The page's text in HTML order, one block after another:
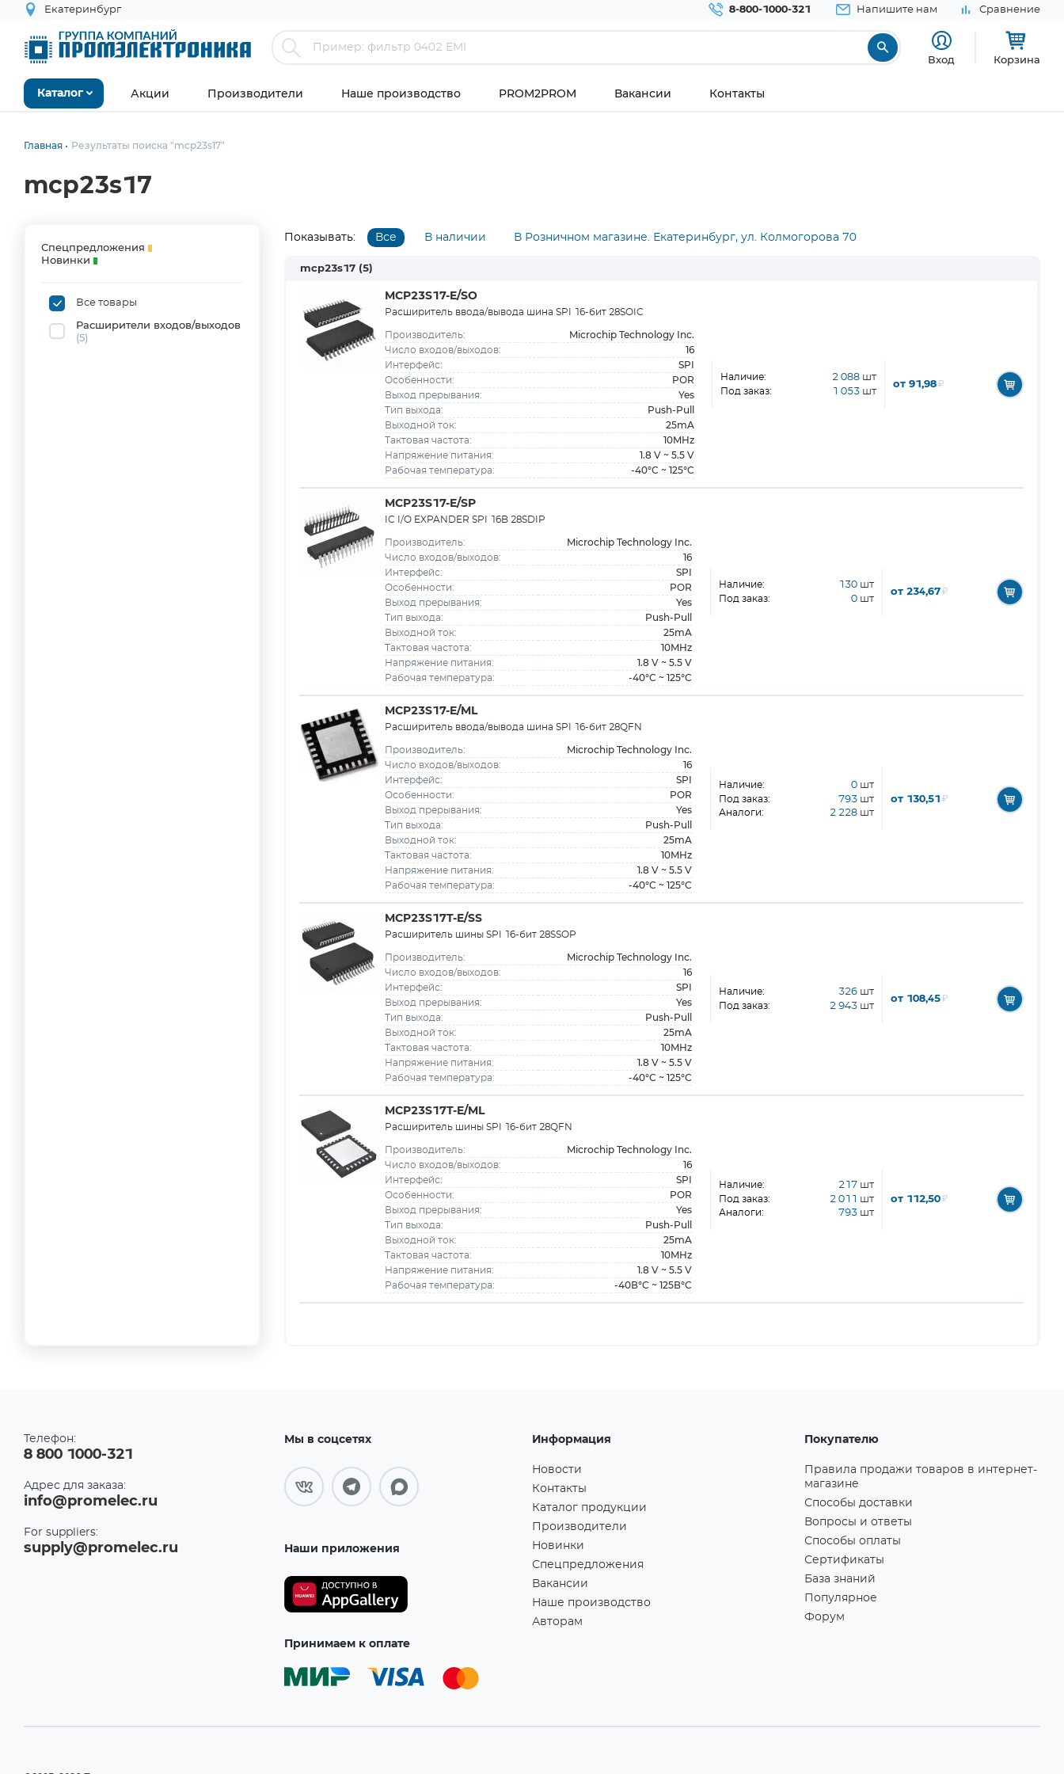
Екатеринбург 8-800-1000-321 Напишите нам Сравнение
Вход Корзина
Каталог Акции Производители Наше производство PROM2PROM Вакансии Контакты
Главная Результаты поиска "mcp23s17"
mcp23s17
Спецпредложения
Новинки
Все товары
Расширители входов/выходов
(5)
Показывать: Все В наличии В Розничном магазине. Екатеринбург, ул. Колмогорова 70
mcp23s17 (5)
MCP23S17-E/SO
Расширитель ввода/вывода шина SPI 16-бит 28SOIC
Производитель: Microchip Technology Inc.
Число входов/выходов: 16
Интерфейс: SPI
Особенности: POR
Выход прерывания: Yes
Тип выхода: Push-Pull
Выходной ток: 25mA
Тактовая частота: 10MHz
Напряжение питания: 1.8 V ~ 5.5 V
Рабочая температура: -40°C ~ 125°C
Наличие: 2 088 шт
Под заказ: 1 053 шт
от 91,98₽
MCP23S17-E/SP
IC I/O EXPANDER SPI 16B 28SDIP
Производитель: Microchip Technology Inc.
Число входов/выходов: 16
Интерфейс: SPI
Особенности: POR
Выход прерывания: Yes
Тип выхода: Push-Pull
Выходной ток: 25mA
Тактовая частота: 10MHz
Напряжение питания: 1.8 V ~ 5.5 V
Рабочая температура: -40°C ~ 125°C
Наличие: 130 шт
Под заказ: 0 шт
от 234,67₽
MCP23S17-E/ML
Расширитель ввода/вывода шина SPI 16-бит 28QFN
Производитель: Microchip Technology Inc.
Число входов/выходов: 16
Интерфейс: SPI
Особенности: POR
Выход прерывания: Yes
Тип выхода: Push-Pull
Выходной ток: 25mA
Тактовая частота: 10MHz
Напряжение питания: 1.8 V ~ 5.5 V
Рабочая температура: -40°C ~ 125°C
Наличие: 0 шт
Под заказ: 793 шт
Аналоги: 2 228 шт
от 130,51 ₽
MCP23S17T-E/SS
Расширитель шины SPI 16-бит 28SSOP
Производитель: Microchip Technology Inc.
Число входов/выходов: 16
Интерфейс: SPI
Выход прерывания: Yes
Тип выхода: Push-Pull
Выходной ток: 25mA
Тактовая частота: 10MHz
Напряжение питания: 1.8 V ~ 5.5 V
Рабочая температура: -40°C ~ 125°C
Наличие: 326 шт
Под заказ: 2 943 шт
от 108,45₽
MCP23S17T-E/ML
Расширитель шины SPI 16-бит 28QFN
Производитель: Microchip Technology Inc.
Число входов/выходов: 16
Интерфейс: SPI
Особенности: POR
Выход прерывания: Yes
Тип выхода: Push-Pull
Выходной ток: 25mA
Тактовая частота: 10MHz
Напряжение питания: 1.8 V ~ 5.5 V
Рабочая температура: -40В°C ~ 125В°C
Наличие: 217 шт
Под заказ: 2 011 шт
Аналоги: 793 шт
от 112,50₽
Телефон:
8 800 1000-321
Адрес для заказа:
info@promelec.ru
For suppliers:
supply@promelec.ru
Мы в соцсетях
Наши приложения
Принимаем к оплате
Информация
Новости
Контакты
Каталог продукции
Производители
Новинки
Спецпредложения
Вакансии
Наше производство
Авторам
Покупателю
Правила продажи товаров в интернет-
магазине
Способы доставки
Вопросы и ответы
Способы оплаты
Сертификаты
База знаний
Популярное
Форум